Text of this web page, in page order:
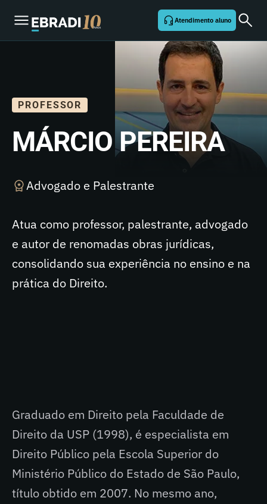
Atendimento aluno
PROFESSOR
MÁRCIO PEREIRA
Advogado e Palestrante
Atua como professor, palestrante, advogado
e autor de renomadas obras jurídicas,
consolidando sua experiência no ensino e na
prática do Direito.
Graduado em Direito pela Faculdade de
Direito da USP (1998), é especialista em
Direito Público pela Escola Superior do
Ministério Público do Estado de São Paulo,
título obtido em 2007. No mesmo ano,